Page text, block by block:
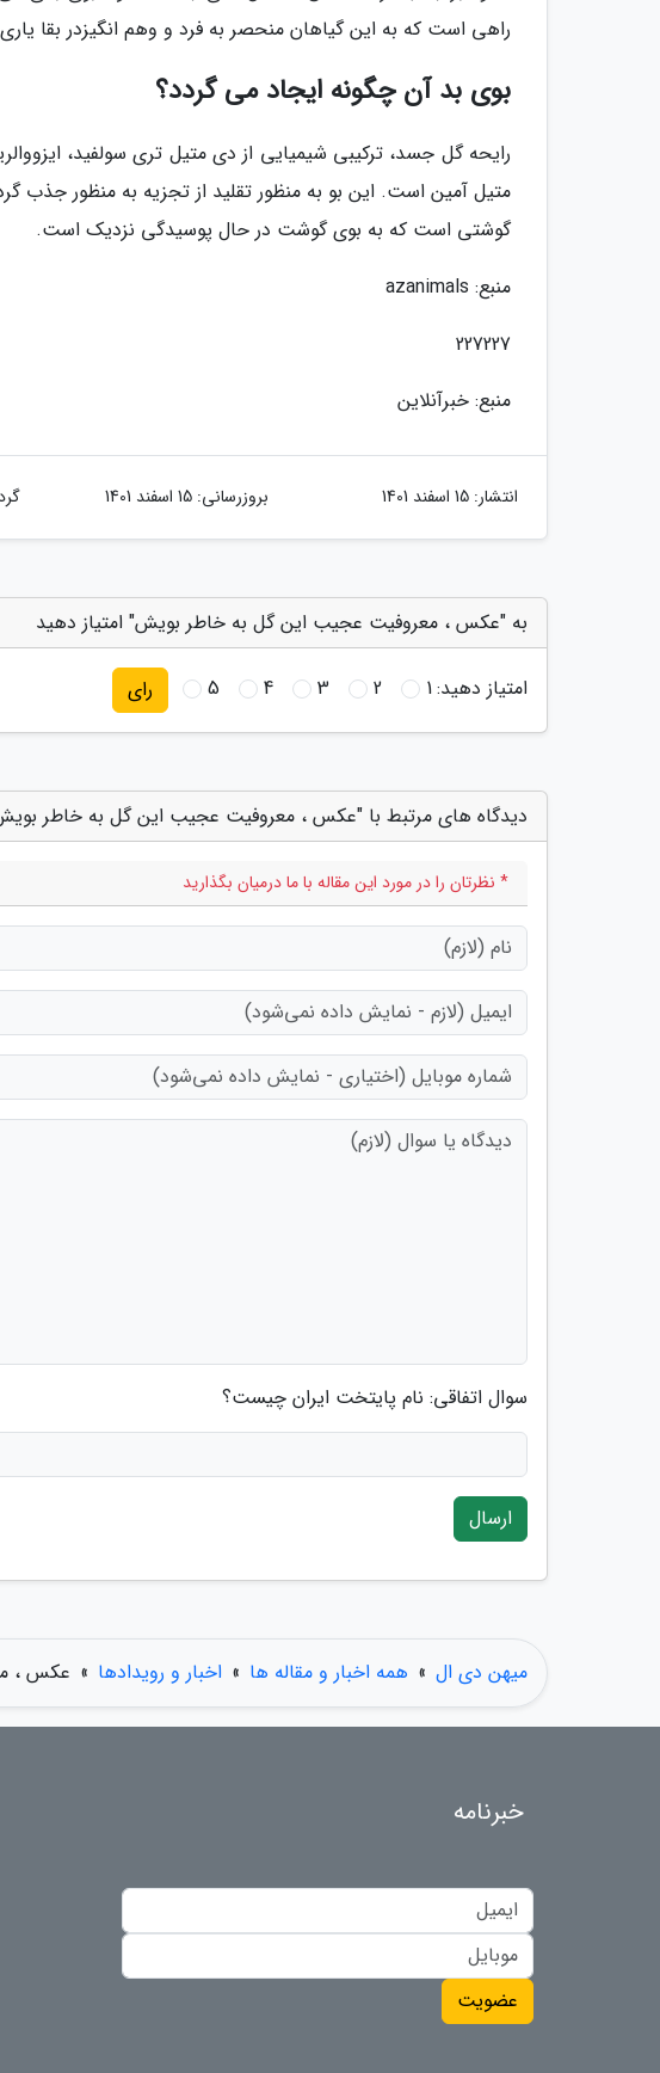
راهی است که به این گیاهان منحصر به فرد و وهم انگیزدر بقا
بوی بد آن چگونه ایجاد می گردد؟
رایحه گل جسد، ترکیبی شیمیایی از دی متیل تری سولفید،
متیل آمین است. این بو به منظور تقلید از تجزیه به منظور
گوشتی است که به بوی گوشت در حال پوسیدگی نزدیک است.
منبع: azanimals
227227
منبع: خبرآنلاین
انتشار: 15 اسفند 1401 بروزرسانی: 15 اسفند 1401
به "عکس ، معروفیت عجیب این گل به خاطر بویش" امتیاز دهید
امتیاز دهید:1
2
3
4
5 رای
دیدگاه های مرتبط با "عکس ، معروفیت عجیب این گل به خاطر
* نظرتان را در مورد این مقاله با ما درمیان بگذارید
سوال اتفاقی: نام پایتخت ایران چیست؟
ارسال
میهن دی ال » همه اخبار و مقاله ها » اخبار و رویدادها » عکس ،
خبرنامه
عضویت